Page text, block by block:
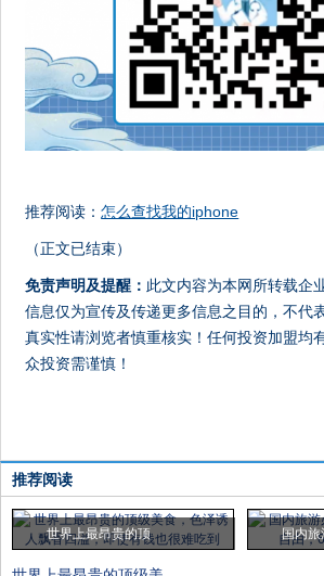
推荐阅读：怎么查找我的iphone
（正文已结束）
免责声明及提醒： 此文内容为本网所转载企
信息仅为宣传及传递更多信息之目的，不代
真实性请浏览者慎重核实！任何投资加盟均
众投资需谨慎！
推荐阅读
世界上最昂贵的顶 国内旅